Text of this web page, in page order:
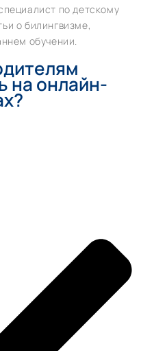
по детскому
о билингвизме,
обучении.
на онлайн-